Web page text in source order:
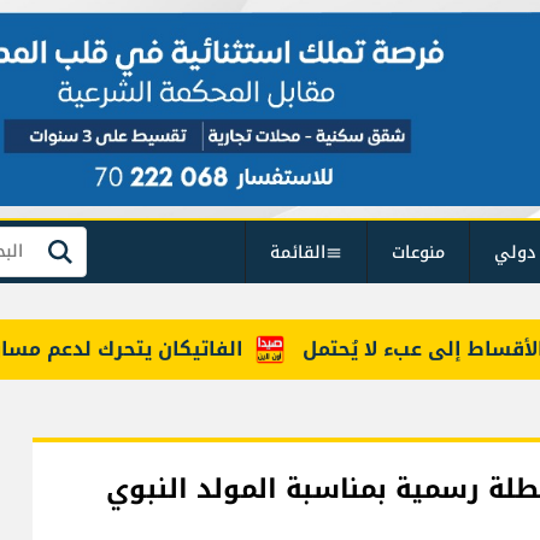
منوعات القائمة بحث
الفاتيكان يتحرك لدعم مسار إلى عبء لا يُحتمل